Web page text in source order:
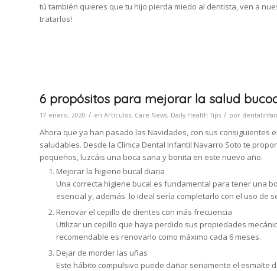
tú también quieres que tu hijo pierda miedo al dentista, ven a
tratarlos!
6 propósitos para mejorar la salud
17 enero, 2020 / en Artículos, Care News, Daily Health Tips / por
Ahora que ya han pasado las Navidades, con sus consiguientes
saludables. Desde la Clínica Dental Infantil Navarro Soto te
pequeños, luzcáis una boca sana y bonita en este nuevo año.
Mejorar la higiene bucal diaria
Una correcta higiene bucal es fundamental para tener una
esencial y, además. lo ideal sería completarlo con el uso de
Renovar el cepillo de dientes con más frecuencia
Utilizar un cepillo que haya perdido sus propiedades
recomendable es renovarlo como máximo cada 6 meses.
Dejar de morder las uñas
Este hábito compulsivo puede dañar seriamente el